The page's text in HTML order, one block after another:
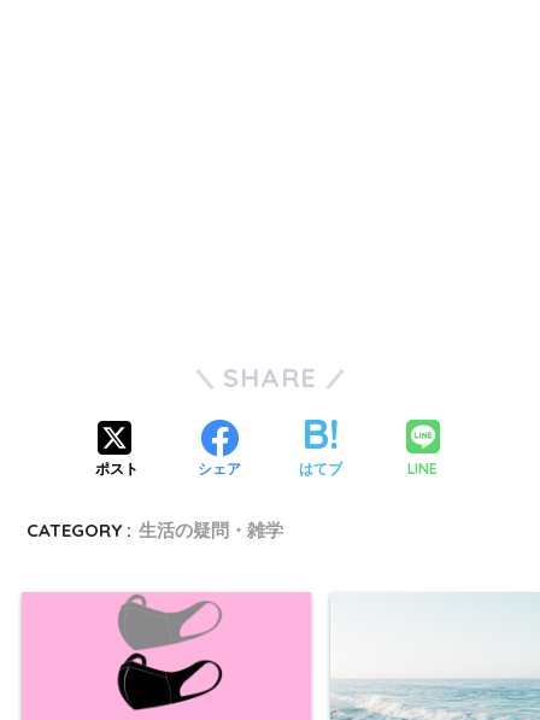
SHARE
ポスト シェア はてブ LINE
CATEGORY : 生活の疑問・雑学